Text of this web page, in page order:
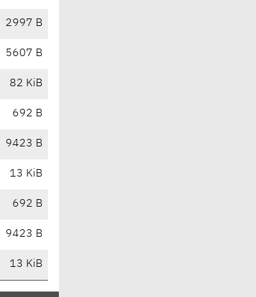
2997 B
5607 B
82 KiB
692 B
9423 B
13 KiB
692 B
9423 B
13 KiB